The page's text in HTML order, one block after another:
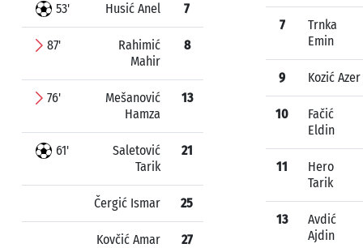
53' Husić Anel 7
87'
Rahimić
Mahir
8
76'
Mešanović
Hamza
13
61'
Saletović
Tarik
21
Čergić Ismar 25
Kovčić Amar 27
7
Trnka
Emin
9 Kozić Azer
10
Fačić
Eldin
11
Hero
Tarik
13
Avdić
Ajdin